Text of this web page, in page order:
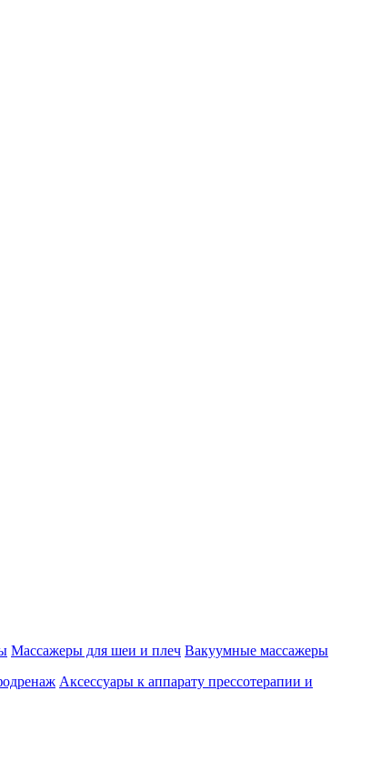
Массажеры для шеи и плеч Вакуумные массажеры
Аксессуары к аппарату прессотерапии и